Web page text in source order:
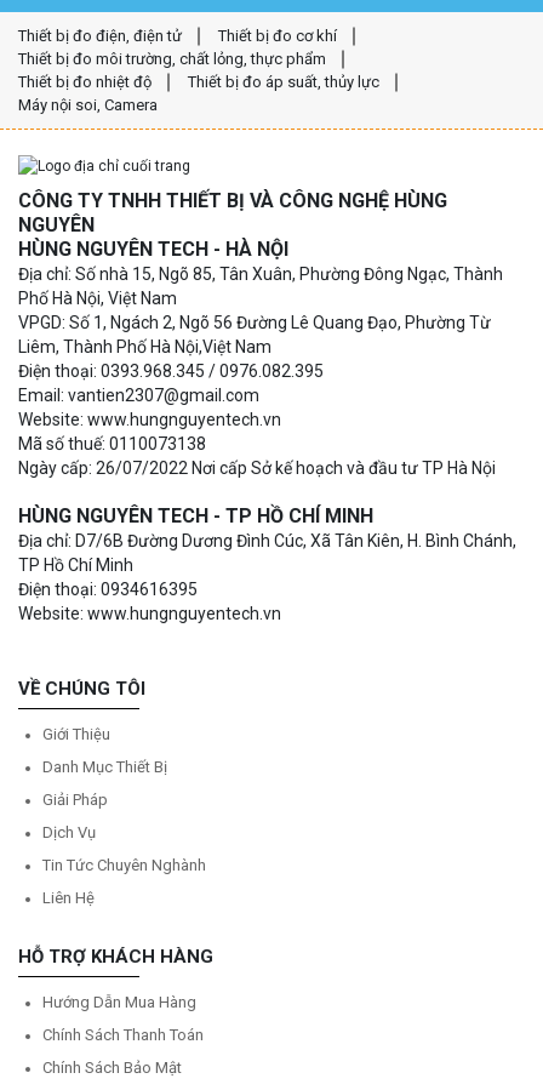
Thiết bị đo điện, điện tử
Thiết bị đo cơ khí
Thiết bị đo môi trường, chất lỏng, thực phẩm
Thiết bị đo nhiệt độ
Thiết bị đo áp suất, thủy lực
Máy nội soi, Camera
CÔNG TY TNHH THIẾT BỊ VÀ CÔNG NGHỆ HÙNG
NGUYÊN
HÙNG NGUYÊN TECH - HÀ NỘI
Địa chỉ: Số nhà 15, Ngõ 85, Tân Xuân, Phường Đông Ngạc, Thành
Phố Hà Nội, Việt Nam
VPGD: Số 1, Ngách 2, Ngõ 56 Đường Lê Quang Đạo, Phường Từ
Liêm, Thành Phố Hà Nội,Việt Nam
Điện thoại: 0393.968.345 / 0976.082.395
Email: vantien2307@gmail.com
Website: www.hungnguyentech.vn
Mã số thuế: 0110073138
Ngày cấp: 26/07/2022 Nơi cấp Sở kế hoạch và đầu tư TP Hà Nội
HÙNG NGUYÊN TECH - TP HỒ CHÍ MINH
Địa chỉ: D7/6B Đường Dương Đình Cúc, Xã Tân Kiên, H. Bình Chánh,
TP Hồ Chí Minh
Điện thoại: 0934616395
Website: www.hungnguyentech.vn
VỀ CHÚNG TÔI
Giới Thiệu
Danh Mục Thiết Bị
Giải Pháp
Dịch Vụ
Tin Tức Chuyên Nghành
Liên Hệ
HỖ TRỢ KHÁCH HÀNG
Hướng Dẫn Mua Hàng
Chính Sách Thanh Toán
Chính Sách Bảo Mật